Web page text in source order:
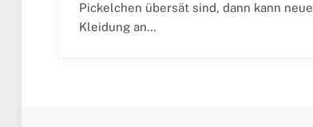
Pickelchen übersät sind, dann kann neue
Kleidung an…